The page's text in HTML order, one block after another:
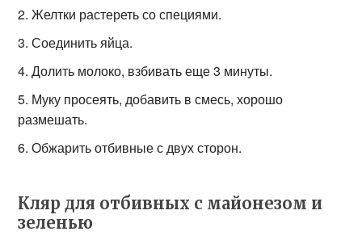
Желтки растереть со специями.
Соединить яйца.
Долить молоко, взбивать еще 3 минуты.
Муку просеять, добавить в смесь, хорошо
размешать.
Обжарить отбивные с двух сторон.
Кляр для отбивных с майонезом и
зеленью